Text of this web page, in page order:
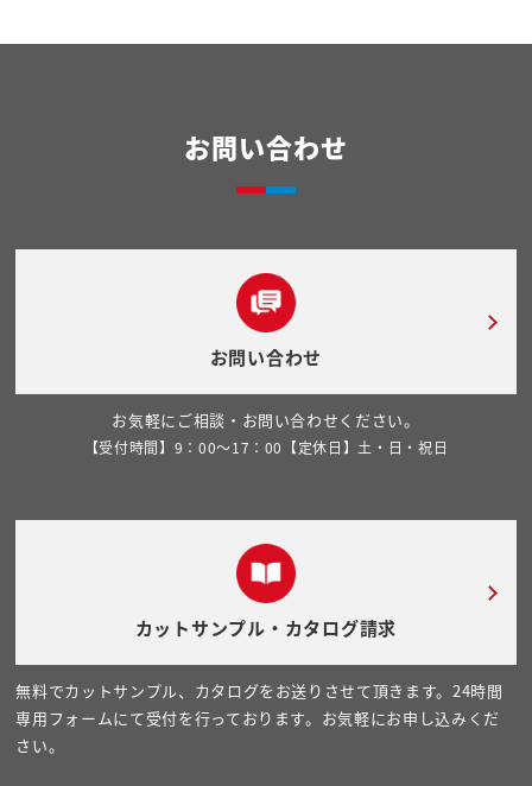
お問い合わせ
お問い合わせ
お気軽にご相談・お問い合わせください。
【受付時間】9：00～17：00【定休日】土・日・祝日
カットサンプル・カタログ請求
無料でカットサンプル、カタログをお送りさせて頂きます。24時間
専用フォームにて受付を行っております。お気軽にお申し込みくだ
さい。